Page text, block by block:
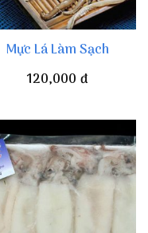
Mực Lá Làm Sạch
120,000 đ